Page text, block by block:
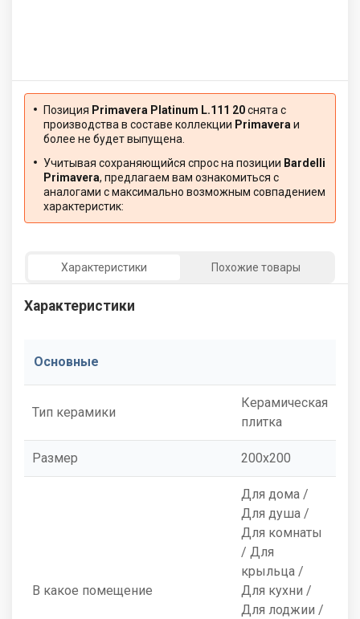
Позиция Primavera Platinum L.111 20снята с
производства в составе коллекции Primaveraи
более не будет выпущена.
Учитывая сохраняющийся спрос на позиции Bardelli
Primavera, предлагаем вам ознакомиться с
аналогами с максимально возможным совпадением
характеристик:
Характеристики Похожие товары
Характеристики
Основные
Тип керамики
Керамическая
плитка
Размер 200x200
В какое помещение
Для дома /
Для душа /
Для комнаты
/ Для
крыльца /
Для кухни /
Для лоджии /